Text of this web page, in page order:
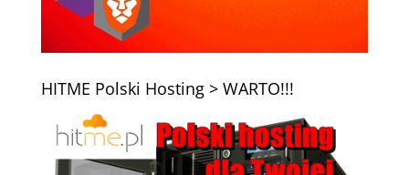
HITME Polski Hosting > WARTO!!!